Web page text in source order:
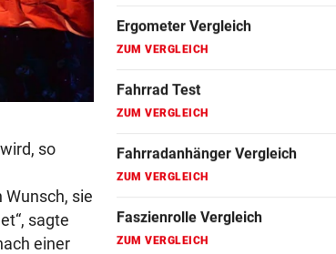
so
sie
sagte
einer
Fahrradanhänger Vergleich
ZUM VERGLEICH
Faszienrolle Vergleich
ZUM VERGLEICH
Hoverboard Vergleich
ZUM VERGLEICH
Kinderfahrrad Vergleich
ZUM VERGLEICH